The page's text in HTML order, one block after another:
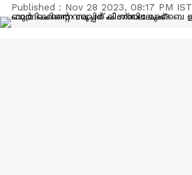
Published : Nov 28 2023, 08:17 PM IST